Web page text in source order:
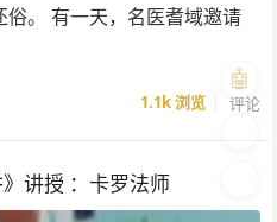
。 有一天，名医耆域邀请
1.1k浏览 评论
讲授 ：卡罗法师
🤖